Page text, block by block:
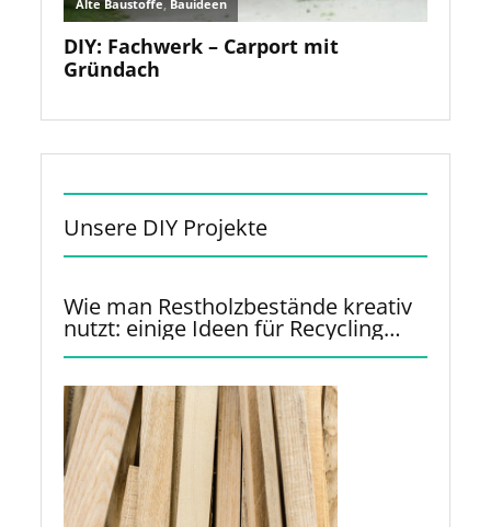
Unsere DIY Projekte
Wie man Restholzbestände kreativ
nutzt: einige Ideen für Recycling
und Upcycling